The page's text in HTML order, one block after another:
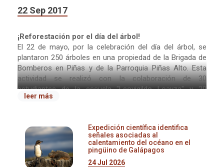
22 Sep 2017
Expedición científica identifica
señales asociadas al
calentamiento del océano en el
pingüino de Galápagos
24 Jul 2026
¡Reforestación por el día del árbol!
El 22 de mayo, por la celebración del día del árbol, se
plantaron 250 árboles en una propiedad de la Brigada de
Bomberos en Piñas y de la Parroquia Piñas Alto. Esta
actividad se realizó con la colaboración de 30
estudiantes de la escuela "Leovigildo Loayza" y 20
estudiantes de la escuela "Luis Cordero Crespo"; también
Rivas y el Gerente de Reservas del Sur, Byron Puglla.
'Pericles' la nueva imagen para el Corredor
Ecológico El Oro
leer más